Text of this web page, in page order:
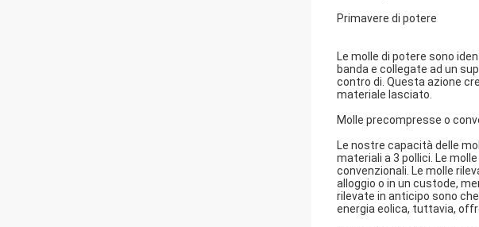
Primavere di potere
Le molle di potere sono
banda e collegate ad un
contro di. Questa azione
materiale lasciato.
Molle precompresse o
Le nostre capacità delle
materiali a 3 pollici. Le
convenzionali. Le molle
alloggio o in un custode,
rilevate in anticipo sono
energia eolica, tuttavia,